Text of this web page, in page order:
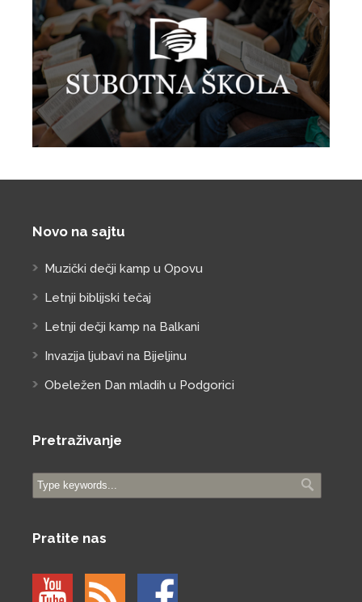
Novo na sajtu
Muzički dečji kamp u Opovu
Letnji biblijski tečaj
Letnji dečji kamp na Balkani
Invazija ljubavi na Bijeljinu
Obeležen Dan mladih u Podgorici
Pretraživanje
Pratite nas